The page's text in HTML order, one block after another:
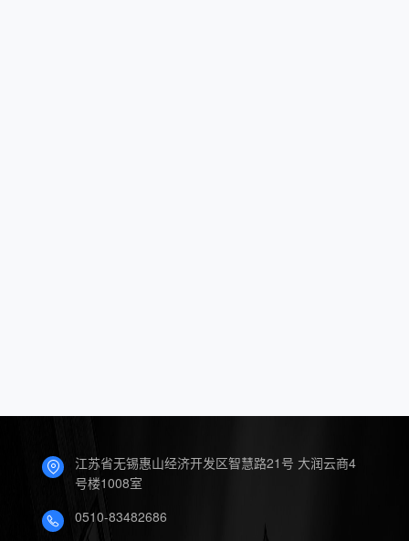
江苏省无锡惠山经济开发区智慧路21号 大润云商4
号楼1008室
0510-83482686